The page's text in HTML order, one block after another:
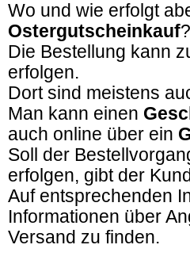
Wo und wie erfolgt
Ostergutscheinkauf?
Die Bestellung kann
erfolgen.
Dort sind meistens
Man kann einen
auch online über ein
Soll der
erfolgen, gibt der
Auf entsprechenden
Informationen über
Versand zu finden.